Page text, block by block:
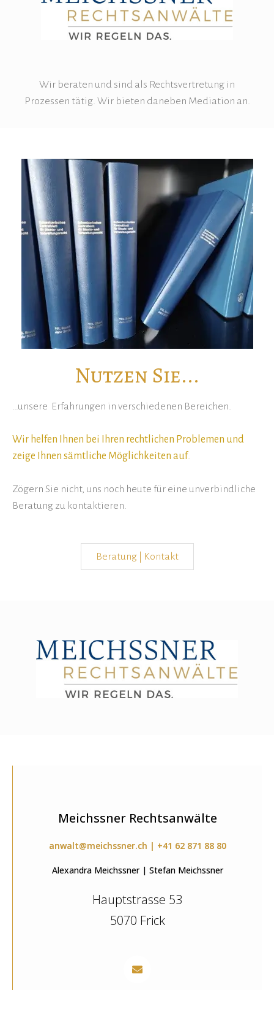
Wir beraten und sind als Rechtsvertretung in
Prozessen tätig. Wir bieten daneben Mediation an.
Nutzen Sie...
…unsere Erfahrungen in verschiedenen Bereichen.
Wir helfen Ihnen bei Ihren rechtlichen Problemen und
zeige Ihnen sämtliche Möglichkeiten auf.
Zögern Sie nicht, uns noch heute für eine unverbindliche
Beratung zu kontaktieren.
Beratung | Kontakt
Meichssner Rechtsanwälte
anwalt@meichssner.ch | +41 62 871 88 80
Alexandra Meichssner | Stefan Meichssner
Hauptstrasse 53
5070 Frick